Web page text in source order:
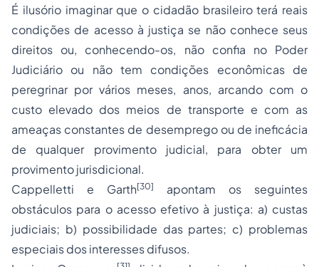
É ilusório imaginar que o cidadão brasileiro terá reais
condições de acesso à justiça se não conhece seus
direitos ou, conhecendo-os, não confia no Poder
Judiciário ou não tem condições econômicas de
peregrinar por vários meses, anos, arcando com o
custo elevado dos meios de transporte e com as
ameaças constantes de desempregoou de ineficácia
de qualquer provimento judicial, para obter um
provimento jurisdicional.
Cappelletti e Garth[30]
apontam os seguintes
obstáculos para o acesso efetivo à justiça: a) custas
judiciais; b) possibilidade das partes; c) problemas
especiais dos interesses difusos.